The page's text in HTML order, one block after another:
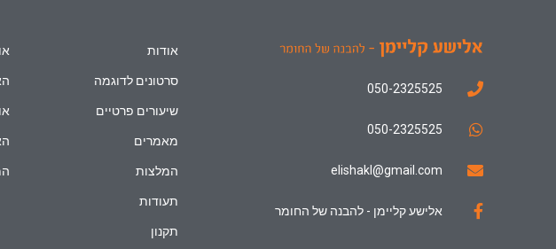
050-2325525
050-2325525
elishakl@gmail.com
אלישע קליימן - להבנה של החומר
אודות
סרטונים לדוגמה
שיעורים פרטיים
מאמרים
המלצות
תעודות
תקנון